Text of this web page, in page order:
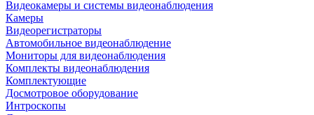
Видеокамеры и системы видеонаблюдения
Камеры
Видеорегистраторы
Автомобильное видеонаблюдение
Мониторы для видеонаблюдения
Комплекты видеонаблюдения
Комплектующие
Досмотровое оборудование
Интроскопы